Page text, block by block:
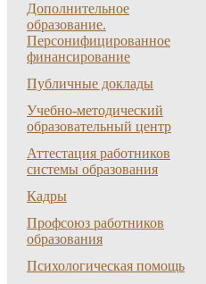
Дополнительное
образование.
Персонифицированное
финансирование
Публичные доклады
Учебно-методический
образовательный центр
Аттестация работников
системы образования
Кадры
Профсоюз работников
образования
Психологическая помощь